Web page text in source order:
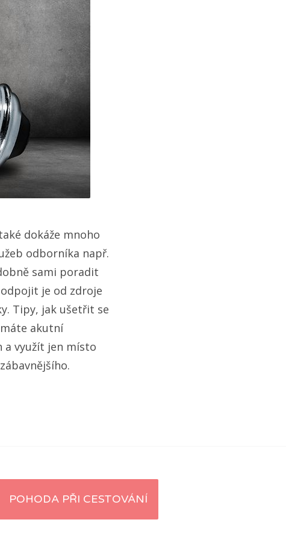
dokáže mnoho
odborníka např.
sami poradit
je od zdroje
Tipy, jak ušetřit se
akutní
a využít jen místo
POHODA PŘI CESTOVÁNÍ